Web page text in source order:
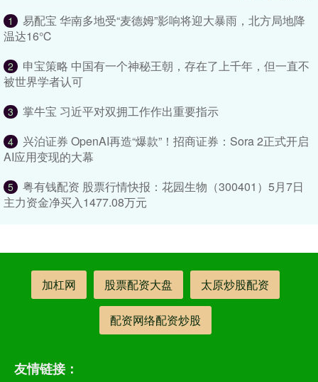
1
易配宝 华南多地受“麦德姆”影响将迎大暴雨，北方局地降
温达16℃
2
申宝策略 中国有一个神秘王朝，存在了上千年，但一直不
被世界学者认可
3 掌牛宝 习近平对双拥工作作出重要指示
4
兴泊证券 OpenAI再造“爆款”！招商证券：Sora 2正式开启
AI应用变现的大幕
5
粤有钱配资 股票行情快报：花园生物（300401）5月7日
主力资金净买入1477.08万元
加杠网 股票配资大盘 太原炒股配资
配资网络配资炒股
友情链接：